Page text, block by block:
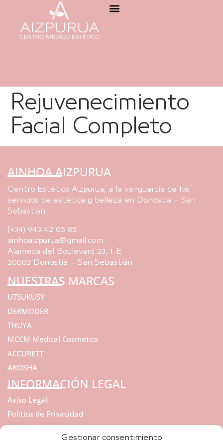
Gestionar consentimiento
Rejuvenecimiento
Facial Completo
AINHOA AIZPURUA
Centro Estético Aizpurua, a la vanguardia de los
servicios de estética y belleza en Donostia – San
Sebastián.
(+34) 943 42 05 85
ainhoaizpurua@gmail.com
Alameda del Boulevard 23, 1-E
20003 Donostia – San Sebastián.
NUESTRAS MARCAS
UTSUKUSY
DERMODER
THUYA
MCCM Medical Cosmetics
ACCURETT
AROSHA
INFORMACIÓN LEGAL
Aviso Legal
Política de Privacidad
Política de cookies